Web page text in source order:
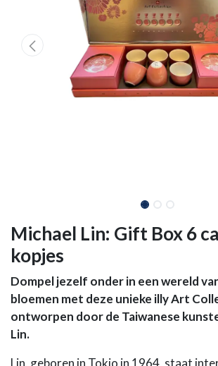
Michael Lin: Gift Box 6
kopjes
Dompel jezelf onder in een wereld
bloemen met deze unieke illy Art
ontworpen door de Taiwanese
Lin.